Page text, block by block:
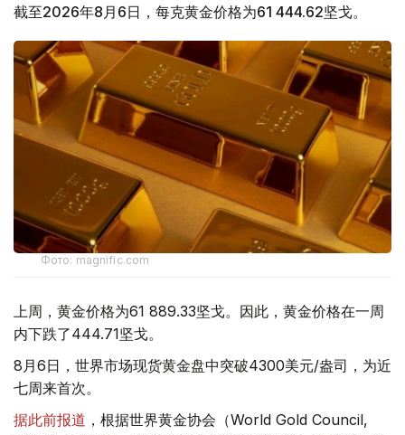
截至2026年8月6日，每克黄金价格为61 444.62坚戈。
Фото: magnific.com
上周，黄金价格为61 889.33坚戈。因此，黄金价格在一周
内下跌了444.71坚戈。
8月6日，世界市场现货黄金盘中突破4300美元/盎司，为近
七周来首次。
据此前报道 ，根据世界黄金协会（World Gold Council,